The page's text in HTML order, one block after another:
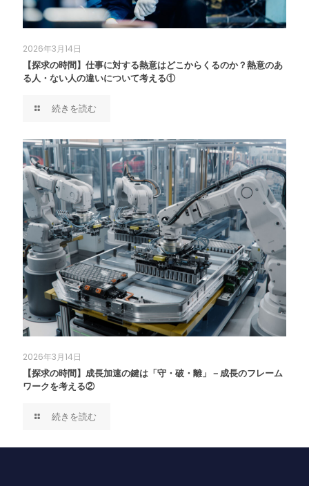
2026年3月14日
【探求の時間】仕事に対する熱意はどこからくるのか？熱意のあ
る人・ない人の違いについて考える①
続きを読む
2026年3月14日
【探求の時間】成長加速の鍵は「守・破・離」－成長のフレーム
ワークを考える②
続きを読む